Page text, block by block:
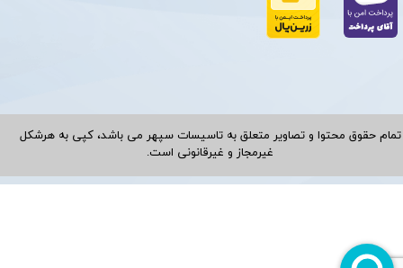
تمام حقوق محتوا و تصاویر متعلق به تاسیسات سپهر می باشد، کپی به هرشکل
غیرمجاز و غیرقانونی است.​​​​​​​